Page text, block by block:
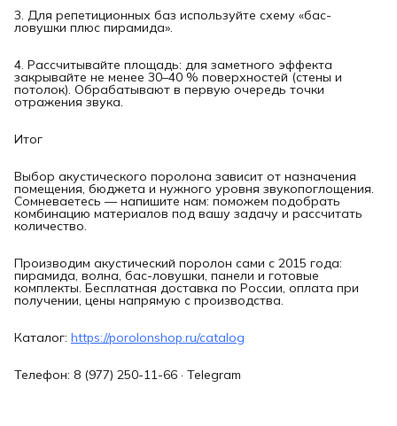
3. Для репетиционных баз используйте схему «бас-
ловушки плюс пирамида».
4. Рассчитывайте площадь: для заметного эффекта
закрывайте не менее 30–40 % поверхностей (стены и
потолок). Обрабатывают в первую очередь точки
отражения звука.
Итог
Выбор акустического поролона зависит от назначения
помещения, бюджета и нужного уровня звукопоглощения.
Сомневаетесь — напишите нам: поможем подобрать
комбинацию материалов под вашу задачу и рассчитать
количество.
Производим акустический поролон сами с 2015 года:
пирамида, волна, бас-ловушки, панели и готовые
комплекты. Бесплатная доставка по России, оплата при
получении, цены напрямую с производства.
Каталог: https://porolonshop.ru/catalog
Телефон: 8 (977) 250-11-66 · Telegram